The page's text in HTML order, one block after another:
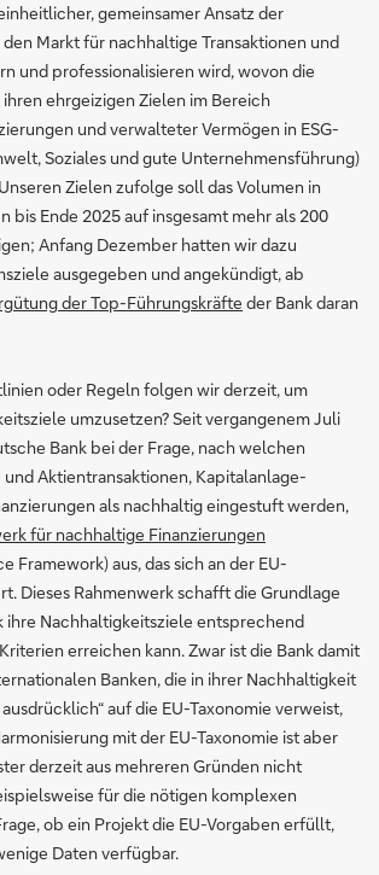
gemeinsamer Ansatz der
Markt für nachhaltige Transaktionen und
und professionalisieren wird, wovon die
ehrgeizigen Zielen im Bereich
und verwalteter Vermögen in ESG-
Soziales und gute Unternehmensführung)
Zielen zufolge soll das Volumen in
bis Ende 2025 auf insgesamt mehr als 200
Anfang Dezember hatten wir dazu
ausgegeben und angekündigt, ab
der Top-Führungskräfte der Bank daran
oder Regeln folgen wir derzeit, um
umzusetzen? Seit vergangenem Juli
Bank bei der Frage, nach welchen
Aktientransaktionen, Kapitalanlage-
als nachhaltig eingestuft werden,
für nachhaltige Finanzierungen
Framework) aus, das sich an der EU-
Dieses Rahmenwerk schafft die Grundlage
ihre Nachhaltigkeitsziele entsprechend
erreichen kann. Zwar ist die Bank damit
Banken, die in ihrer Nachhaltigkeit
auf die EU-Taxonomie verweist,
mit der EU-Taxonomie ist aber
derzeit aus mehreren Gründen nicht
für die nötigen komplexen
ob ein Projekt die EU-Vorgaben erfüllt,
Daten verfügbar.